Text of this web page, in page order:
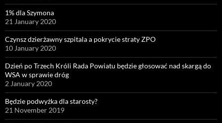
1% dla Szymona
21 January 2020
Czynsz dzierżawny szpitala a pokrycie straty ZPO
10 January 2020
Dzień po Trzech Króli Rada Powiatu będzie głosować nad skargą do
WSA w sprawie dróg
2 January 2020
Będzie podwyżka dla starosty?
21 November 2019